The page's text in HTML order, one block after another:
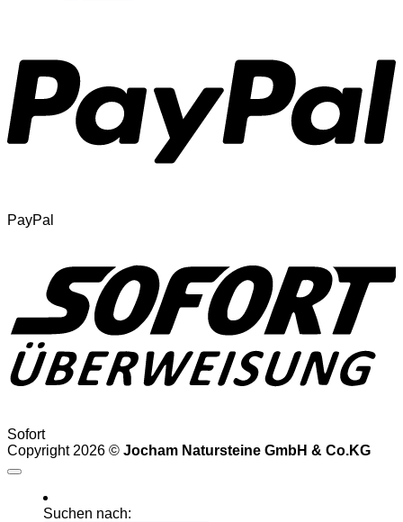
PayPal
Sofort
Copyright 2026 © Jocham Natursteine GmbH & Co.KG
Suchen nach: